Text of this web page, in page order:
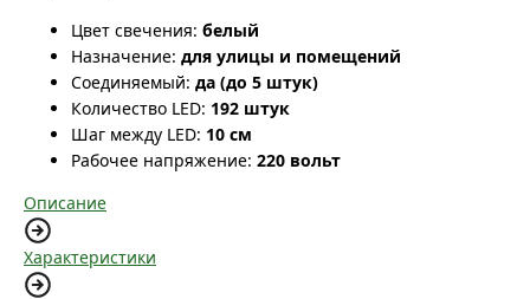
Цвет свечения: белый
Назначение: для улицы и помещений
Соединяемый: да (до 5 штук)
Количество LED: 192 штук
Шаг между LED: 10 см
Рабочее напряжение: 220 вольт
Описание
Характеристики